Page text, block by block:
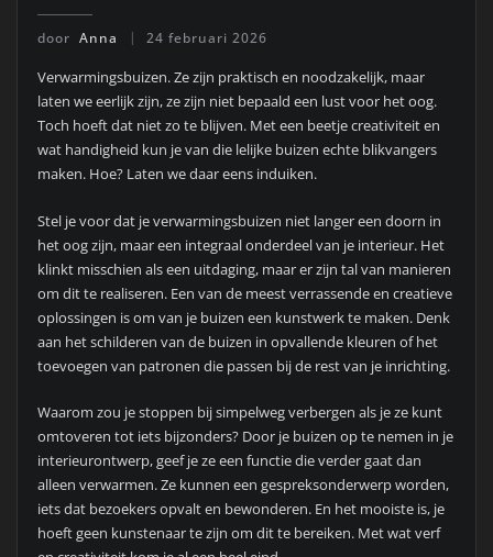
door Anna 24 februari 2026
Verwarmingsbuizen. Ze zijn praktisch en noodzakelijk, maar
laten we eerlijk zijn, ze zijn niet bepaald een lust voor het oog.
Toch hoeft dat niet zo te blijven. Met een beetje creativiteit en
wat handigheid kun je van die lelijke buizen echte blikvangers
maken. Hoe? Laten we daar eens induiken.
Stel je voor dat je verwarmingsbuizen niet langer een doorn in
het oog zijn, maar een integraal onderdeel van je interieur. Het
klinkt misschien als een uitdaging, maar er zijn tal van manieren
om dit te realiseren. Een van de meest verrassende en creatieve
oplossingen is om van je buizen een kunstwerk te maken. Denk
aan het schilderen van de buizen in opvallende kleuren of het
toevoegen van patronen die passen bij de rest van je inrichting.
Waarom zou je stoppen bij simpelweg verbergen als je ze kunt
omtoveren tot iets bijzonders? Door je buizen op te nemen in je
interieurontwerp, geef je ze een functie die verder gaat dan
alleen verwarmen. Ze kunnen een gespreksonderwerp worden,
iets dat bezoekers opvalt en bewonderen. En het mooiste is, je
hoeft geen kunstenaar te zijn om dit te bereiken. Met wat verf